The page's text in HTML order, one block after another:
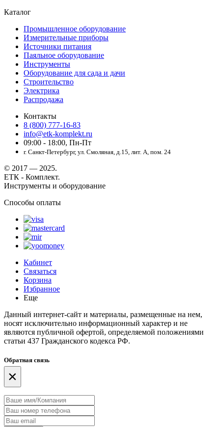
Каталог
Промышленное оборудование
Измерительные приборы
Источники питания
Паяльное оборудование
Инструменты
Оборудование для сада и дачи
Строительство
Электрика
Распродажа
Контакты
8 (800) 777-16-83
info@etk-komplekt.ru
09:00 - 18:00, Пн-Пт
г. Санкт-Петербург, ул. Смоляная, д.15, лит. А, пом. 24
© 2017 — 2025.
ЕТК - Комплект.
Инструменты и оборудование
Способы оплаты
Кабинет
Связаться
Корзина
Избранное
Еще
Данный интернет-сайт и материалы, размещенные на нем,
носят исключительно информационный характер и не
являются публичной офертой, определяемой положениями
статьи 437 Гражданского кодекса РФ.
Обратная связь
×